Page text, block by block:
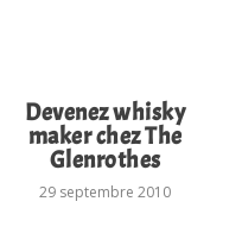
Devenez whisky
maker chez The
Glenrothes
29 septembre 2010